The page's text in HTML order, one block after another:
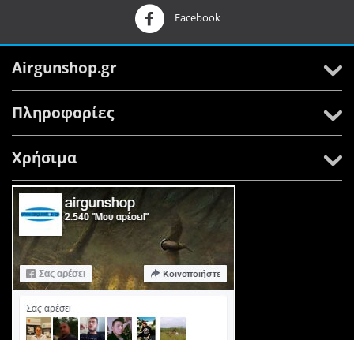
Facebook
Airgunshop.gr
Πληροφορίες
Χρήσιμα